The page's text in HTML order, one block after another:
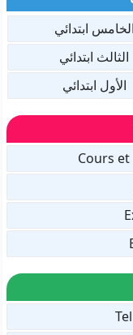
الخامس ابتدائي
الثالث ابتدائي
الأول ابتدائي